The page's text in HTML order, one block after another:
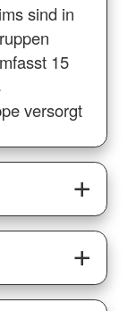
sind in
15
versorgt